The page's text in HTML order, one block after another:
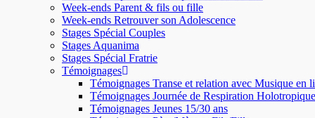
Week-ends Parent & fils ou fille
Week-ends Retrouver son Adolescence
Stages Spécial Couples
Stages Aquanima
Stages Spécial Fratrie
Témoignages
Témoignages Transe et relation avec Musique en
Témoignages Journée de Respiration Holotropique
Témoignages Jeunes 15/30 ans